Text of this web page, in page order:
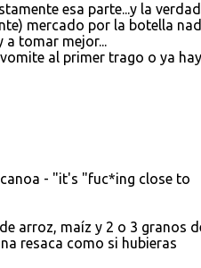
esa parte...y la
mercado por la botella
a tomar mejor...
al primer trago o ya
- "it's "fuc*ing close to
arroz, maíz y 2 o 3 granos
resaca como si hubieras